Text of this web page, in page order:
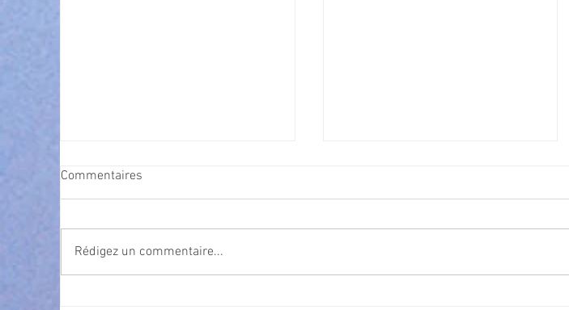
Commentaires
Rédigez un commentaire...